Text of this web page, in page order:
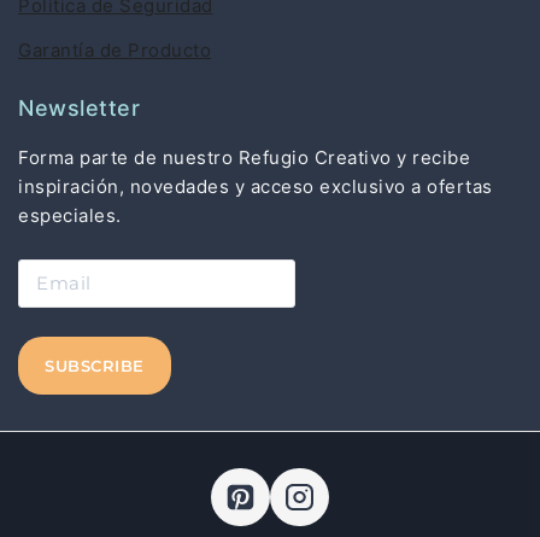
Política de Seguridad
Garantía de Producto
Newsletter
Forma parte de nuestro Refugio Creativo y recibe
inspiración, novedades y acceso exclusivo a ofertas
especiales.